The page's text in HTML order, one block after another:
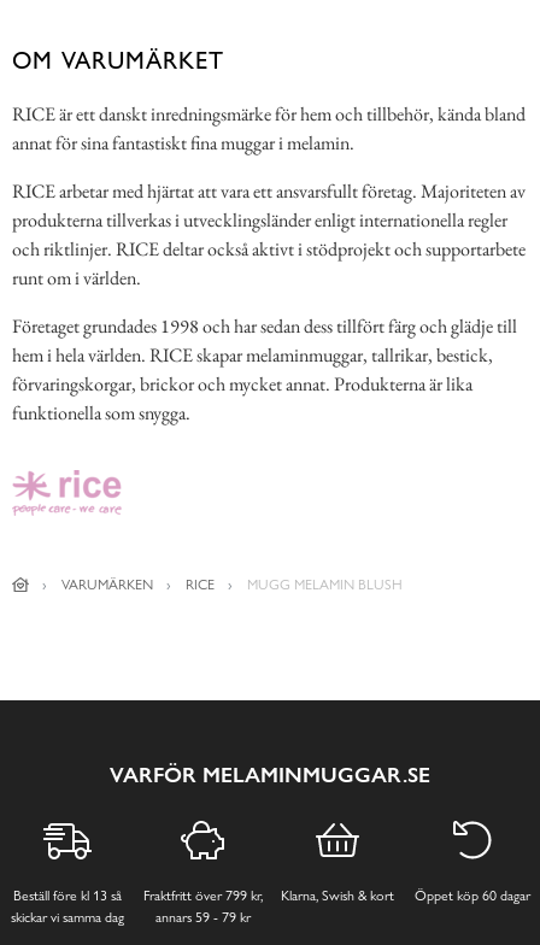
OM VARUMÄRKET
RICE är ett danskt inredningsmärke för hem och tillbehör, kända bland
annat för sina fantastiskt fina muggar i melamin.
RICE arbetar med hjärtat att vara ett ansvarsfullt företag. Majoriteten av
produkterna tillverkas i utvecklingsländer enligt internationella regler
och riktlinjer. RICE deltar också aktivt i stödprojekt och supportarbete
runt om i världen.
Företaget grundades 1998 och har sedan dess tillfört färg och glädje till
hem i hela världen. RICE skapar melaminmuggar, tallrikar, bestick,
förvaringskorgar, brickor och mycket annat. Produkterna är lika
funktionella som snygga.
VARUMÄRKEN RICE MUGG MELAMIN BLUSH
VARFÖR MELAMINMUGGAR.SE
Beställ före kl 13 så
skickar vi samma dag
Fraktfritt över 799 kr,
annars 59 - 79 kr
Klarna, Swish & kort Öppet köp 60 dagar